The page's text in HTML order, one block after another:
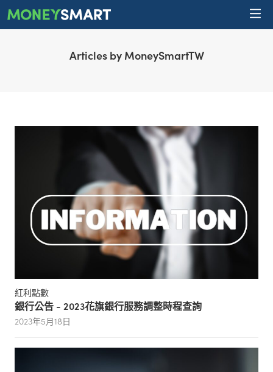
Articles by MoneySmartTW
紅利點數
銀行公告 - 2023花旗銀行服務調整時程查詢
2023年5月18日